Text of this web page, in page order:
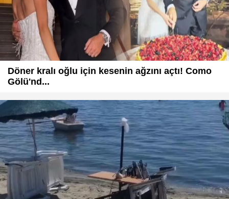
Döner kralı oğlu için kesenin ağzını açtı! Como
Gölü'nd...